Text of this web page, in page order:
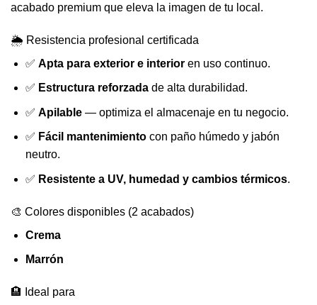
acabado premium que eleva la imagen de tu local.
🌦️ Resistencia profesional certificada
✅ Apta para exterior e interioren uso continuo.
✅ Estructura reforzadade alta durabilidad.
✅ Apilable— optimiza el almacenaje en tu negocio.
✅ Fácil mantenimientocon paño húmedo y jabón
neutro.
✅ Resistente a UV, humedad y cambios térmicos.
🎨 Colores disponibles (2 acabados)
Crema
Marrón
🏨 Ideal para